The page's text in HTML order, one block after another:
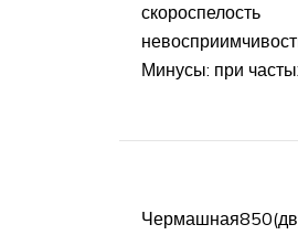
скороспелость
Минусы: при